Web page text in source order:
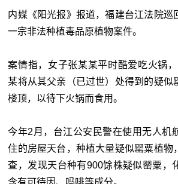
内媒《阳光报》报道，福建台江法院巡
一宗非法种植毒品原植物案件。
案情指，女子张某某平时酷爱吃火锅
某将从其父亲（已过世）处得到的疑似
楼顶，以待下火锅而食用。
今年2月，台江公安民警在使用无人机
住的房屋天台，种植大量疑似罂粟植物
查，发现天台种有900馀株疑似罂粟，